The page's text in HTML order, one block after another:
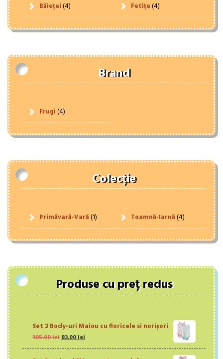
Băieței(4) Fetițe(4)
Brand
Frugi(4)
Colecție
Primăvară-Vară(1) Toamnă-Iarnă(4)
Produse cu preț redus
Set 2 Body-uri Maiou cu floricele si norișori
105.00lei Prețul
83.00lei